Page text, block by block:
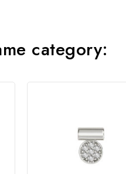
category: